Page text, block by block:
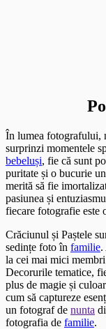
În lumea fotografului,
surprinzi momentele
bebeluși, fie că sunt
puritate și o bucurie
merită să fie
pasiunea și
fiecare fotografie este
Crăciunul și Paștele
sedințe foto în familie.
la cei mai mici
Decorurile tematice,
plus de magie și
cum să captureze
un fotograf de nunta
fotografia de familie.